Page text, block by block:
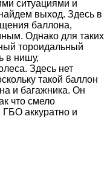
ситуациями и
выход. Здесь в
баллона,
Однако для таких
тороидальный
в нишу,
Здесь нет
такой баллон
и багажника. Он
что смело
аккуратно и